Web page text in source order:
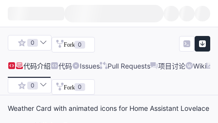
0 Fork 0
代码介绍 代码 Issues Pull Requests 项目讨论 Wiki
0 Fork 0
Weather Card with animated icons for Home Assistant Lovelace